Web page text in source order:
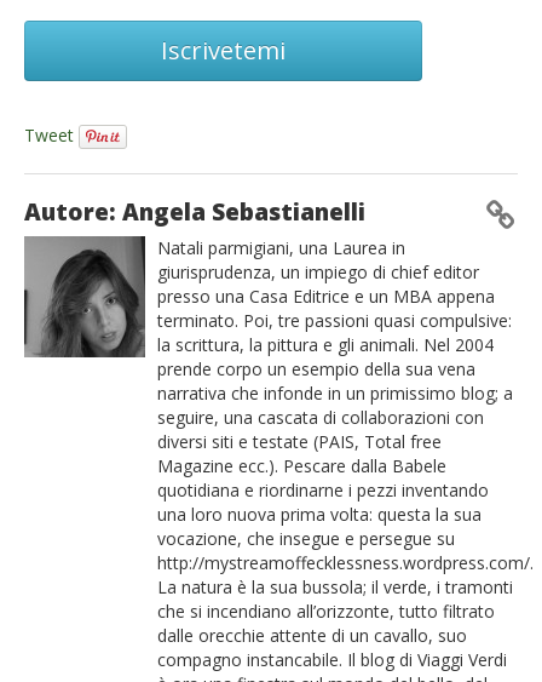
Iscrivetemi
Tweet
Autore: Angela Sebastianelli
Natali parmigiani, una Laurea in
giurisprudenza, un impiego di chief editor
presso una Casa Editrice e un MBA appena
terminato. Poi, tre passioni quasi compulsive:
la scrittura, la pittura e gli animali. Nel 2004
prende corpo un esempio della sua vena
narrativa che infonde in un primissimo blog; a
seguire, una cascata di collaborazioni con
diversi siti e testate (PAIS, Total free
Magazine ecc.). Pescare dalla Babele
quotidiana e riordinarne i pezzi inventando
una loro nuova prima volta: questa la sua
vocazione, che insegue e persegue su
http://mystreamoffecklessness.wordpress.com/.
La natura è la sua bussola; il verde, i tramonti
che si incendiano all’orizzonte, tutto filtrato
dalle orecchie attente di un cavallo, suo
compagno instancabile. Il blog di Viaggi Verdi